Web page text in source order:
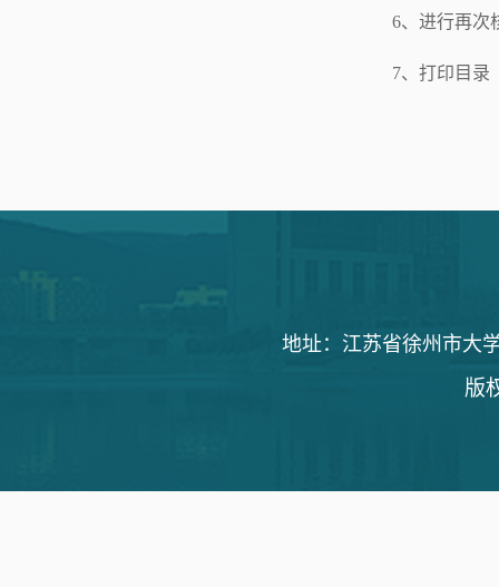
6、进行再次
7、打印目录
地址：江苏省徐州市大
版